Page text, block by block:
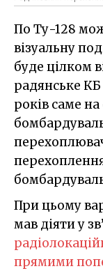
По Ту-128
візуальну
буде цілком
радянське
років саме на
При цьому
мав діяти у
прямими